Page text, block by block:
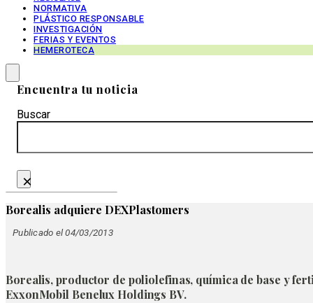
NORMATIVA
PLÁSTICO RESPONSABLE
INVESTIGACIÓN
FERIAS Y EVENTOS
HEMEROTECA
Encuentra tu noticia
Buscar
×
Borealis adquiere DEXPlastomers
Publicado el 04/03/2013
Borealis, productor de poliolefinas, química de base y
ExxonMobil Benelux Holdings BV.